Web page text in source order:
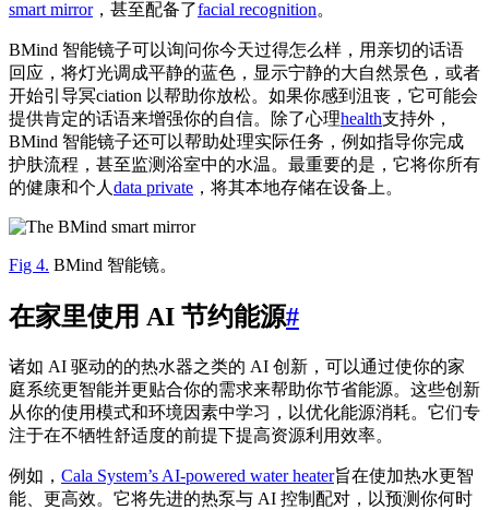
smart mirror，甚至配备了facial recognition。
BMind 智能镜子可以询问你今天过得怎么样，用亲切的话语
回应，将灯光调成平静的蓝色，显示宁静的大自然景色，或者
开始引导冥ciation 以帮助你放松。如果你感到沮丧，它可能会
提供肯定的话语来增强你的自信。除了心理health支持外，
BMind 智能镜子还可以帮助处理实际任务，例如指导你完成
护肤流程，甚至监测浴室中的水温。最重要的是，它将你所有
的健康和个人 data private ，将其本地存储在设备上。
Fig 4. BMind 智能镜。
在家里使用 AI 节约能源#
诸如 AI 驱动的的热水器之类的 AI 创新，可以通过使你的家
庭系统更智能并更贴合你的需求来帮助你节省能源。这些创新
从你的使用模式和环境因素中学习，以优化能源消耗。它们专
注于在不牺牲舒适度的前提下提高资源利用效率。
例如， Cala System’s AI-powered water heater旨在使加热水更智
能、更高效。它将先进的热泵与 AI 控制配对，以预测你何时